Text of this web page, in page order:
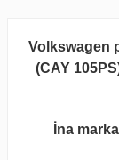
Volkswagen
(CAY
İna